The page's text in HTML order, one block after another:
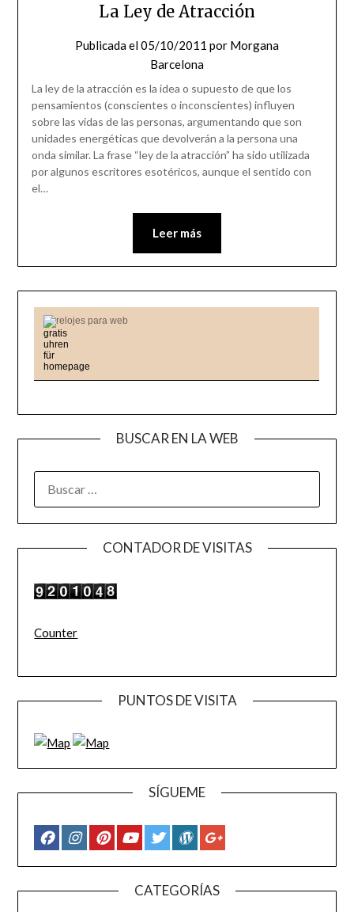
La Ley de Atracción
Publicada el05/10/2011 por Morgana
Barcelona
La ley de la atracción es la idea o supuesto de que los
pensamientos (conscientes o inconscientes) influyen
sobre las vidas de las personas, argumentando que son
unidades energéticas que devolverán a la persona una
onda similar. La frase “ley de la atracción” ha sido utilizada
por algunos escritores esotéricos, aunque el sentido con
el…
Leer más
relojes para web
BUSCAR EN LA WEB
CONTADOR DE VISITAS
Counter
PUNTOS DE VISITA
SÍGUEME
CATEGORÍAS